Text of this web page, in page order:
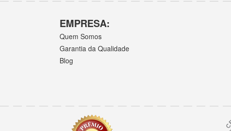
EMPRESA:
Quem Somos
Garantia da Qualidade
Blog